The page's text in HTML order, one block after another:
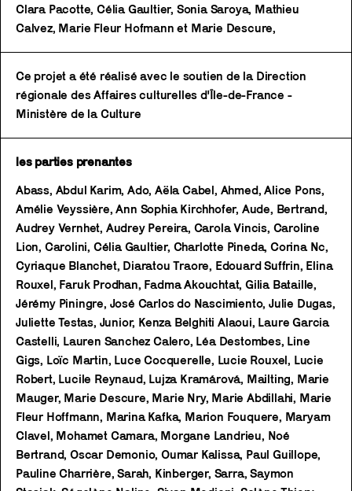
Clara Pacotte, Célia Gaultier, Sonia Saroya, Mathieu
Calvez, Marie Fleur Hofmann et Marie Descure,
Ce projet a été réalisé avec le soutien de la Direction
régionale des Affaires culturelles d'Île-de-France -
Ministère de la Culture
les parties prenantes
Abass, Abdul Karim, Ado, Aëla Cabel, Ahmed, Alice Pons,
Amélie Veyssière, Ann Sophia Kirchhofer, Aude, Bertrand,
Audrey Vernhet, Audrey Pereira, Carola Vincis, Caroline
Lion, Carolini, Célia Gaultier, Charlotte Pineda, Corina Nc,
Cyriaque Blanchet, Diaratou Traore, Edouard Suffrin, Elina
Rouxel, Faruk Prodhan, Fadma Akouchtat, Gilia Bataille,
Jérémy Piningre, José Carlos do Nascimiento, Julie Dugas,
Juliette Testas, Junior, Kenza Belghiti Alaoui, Laure Garcia
Castelli, Lauren Sanchez Calero, Léa Destombes, Line
Gigs, Loïc Martin, Luce Cocquerelle, Lucie Rouxel, Lucie
Robert, Lucile Reynaud, Lujza Kramárová, Mailting, Marie
Mauger, Marie Descure, Marie Nry, Marie Abdillahi, Marie
Fleur Hoffmann, Marina Kafka, Marion Fouquere, Maryam
Clavel, Mohamet Camara, Morgane Landrieu, Noé
Bertrand, Oscar Demonio, Oumar Kalissa, Paul Guillope,
Pauline Charrière, Sarah, Kinberger, Sarra, Saymon